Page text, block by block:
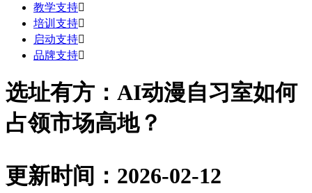
教学支持
培训支持
启动支持
品牌支持
选址有方：AI动漫自习室如何
占领市场高地？
更新时间：2026-02-12